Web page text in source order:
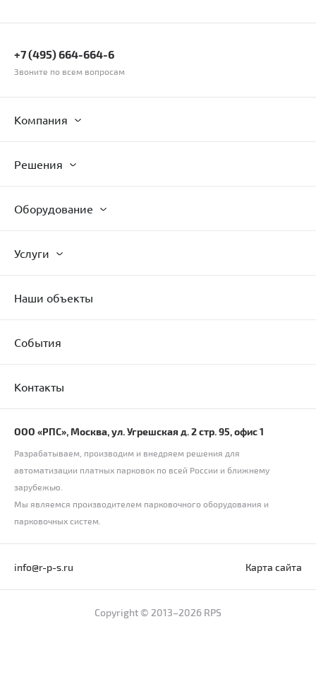
+7 (495) 664-664-6
Звоните по всем вопросам
Компания
Решения
Оборудование
Услуги
Наши объекты
События
Контакты
ООО «РПС», Москва, ул. Угрешская д. 2 стр. 95, офис 1
Разрабатываем, производим и внедряем решения для
автоматизации платных парковок по всей России и ближнему
зарубежью.
Мы являемся производителем парковочного оборудования и
парковочных систем.
info@r-p-s.ru Карта сайта
Copyright © 2013–2026 RPS